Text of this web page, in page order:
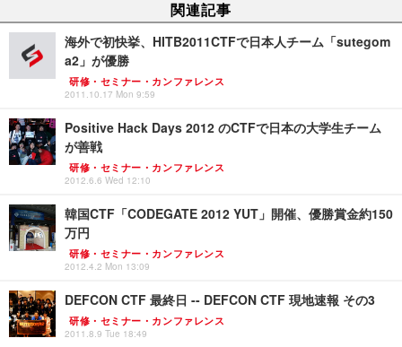
関連記事
海外で初快挙、HITB2011CTFで日本人チーム「sutegom
a2」が優勝
研修・セミナー・カンファレンス
2011.10.17 Mon 9:59
Positive Hack Days 2012 のCTFで日本の大学生チーム
が善戦
研修・セミナー・カンファレンス
2012.6.6 Wed 12:10
韓国CTF「CODEGATE 2012 YUT」開催、優勝賞金約150
万円
研修・セミナー・カンファレンス
2012.4.2 Mon 13:09
DEFCON CTF 最終日 -- DEFCON CTF 現地速報 その3
研修・セミナー・カンファレンス
2011.8.9 Tue 18:49